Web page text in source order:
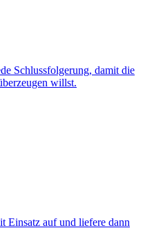
Schlussfolgerung, damit die
willst.
Einsatz auf und liefere dann